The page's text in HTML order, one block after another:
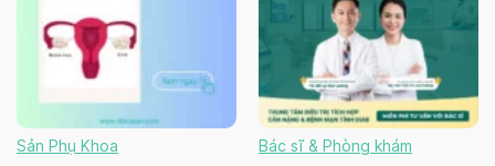
Sản Phụ Khoa Bác sĩ & Phòng khám